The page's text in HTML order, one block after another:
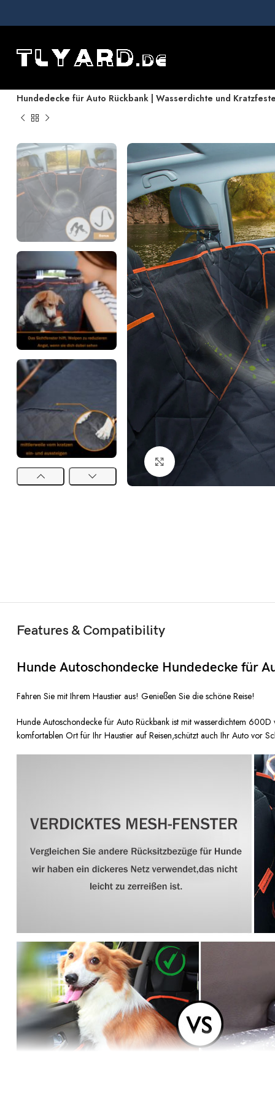
Hundedecke für Auto Rückbank | Wasserdichte und
Click to enlarge
Features & Compatibility
Hunde Autoschondecke Hundedecke für
Fahren Sie mit Ihrem Haustier aus! Genießen Sie die schöne Reise!
Hunde Autoschondecke für Auto Rückbank ist mit wasserdichtem
komfortablen Ort für Ihr Haustier auf Reisen,schützt auch Ihr Auto vor